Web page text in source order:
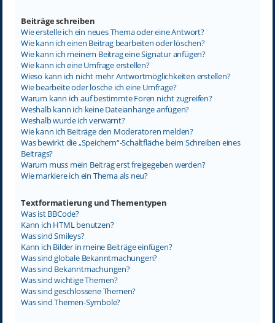
Beiträge schreiben
Wie erstelle ich ein neues Thema oder eine Antwort?
Wie kann ich einen Beitrag bearbeiten oder löschen?
Wie kann ich meinem Beitrag eine Signatur anfügen?
Wie kann ich eine Umfrage erstellen?
Wieso kann ich nicht mehr Antwortmöglichkeiten erstellen?
Wie bearbeite oder lösche ich eine Umfrage?
Warum kann ich auf bestimmte Foren nicht zugreifen?
Weshalb kann ich keine Dateianhänge anfügen?
Weshalb wurde ich verwarnt?
Wie kann ich Beiträge den Moderatoren melden?
Was bewirkt die „Speichern“-Schaltfläche beim Schreiben eines
Beitrags?
Warum muss mein Beitrag erst freigegeben werden?
Wie markiere ich ein Thema als neu?
Textformatierung und Thementypen
Was ist BBCode?
Kann ich HTML benutzen?
Was sind Smileys?
Kann ich Bilder in meine Beiträge einfügen?
Was sind globale Bekanntmachungen?
Was sind Bekanntmachungen?
Was sind wichtige Themen?
Was sind geschlossene Themen?
Was sind Themen-Symbole?